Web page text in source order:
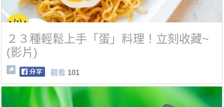
２３種輕鬆上手「蛋」料理！立刻收藏~
(影片)
觀看 101